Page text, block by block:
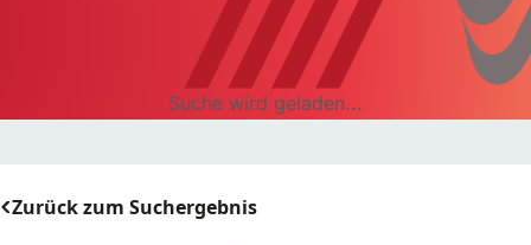
Suche wird geladen...
Zurück zum Suchergebnis